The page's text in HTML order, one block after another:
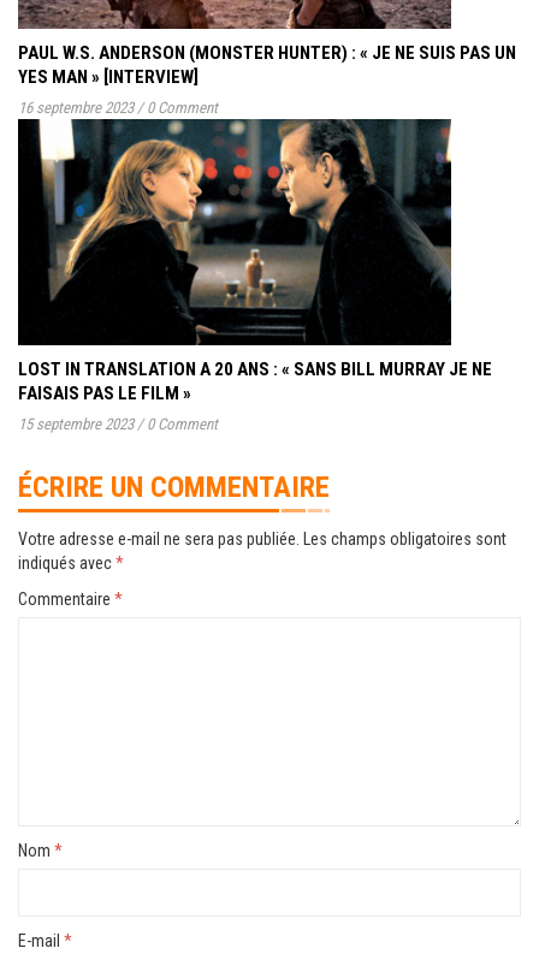
PAUL W.S. ANDERSON (MONSTER HUNTER) : « JE NE SUIS PAS UN
YES MAN » [INTERVIEW]
16 septembre 2023 / 0 Comment
LOST IN TRANSLATION A 20 ANS : « SANS BILL MURRAY JE NE
FAISAIS PAS LE FILM »
15 septembre 2023 / 0 Comment
ÉCRIRE UN COMMENTAIRE
Votre adresse e-mail ne sera pas publiée.
Les champs obligatoires sont
indiqués avec*
Commentaire *
Nom *
E-mail *